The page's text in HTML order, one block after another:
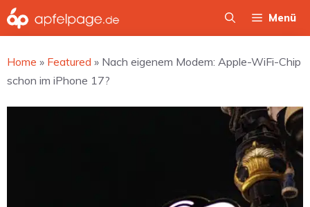
Zum
Inhalt
Menü
Home » Featured » Nach eigenem Modem: Apple-WiFi-Chip
schon im iPhone 17?